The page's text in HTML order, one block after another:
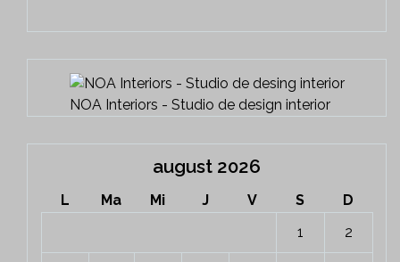
NOA Interiors - Studio de design interior
august 2026
L Ma Mi J V S
D
1
2